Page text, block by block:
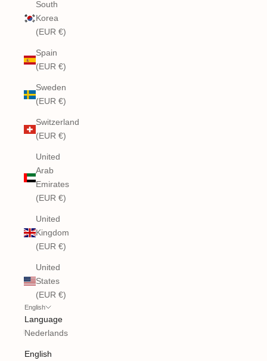
South
Korea
(EUR €)
Spain
(EUR €)
Sweden
(EUR €)
Switzerland
(EUR €)
United
Arab
Emirates
(EUR €)
United
Kingdom
(EUR €)
United
States
(EUR €)
English
Language
Nederlands
English